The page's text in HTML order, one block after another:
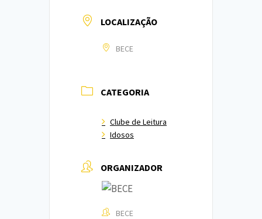
LOCALIZAÇÃO
BECE
CATEGORIA
Clube de Leitura
Idosos
ORGANIZADOR
BECE